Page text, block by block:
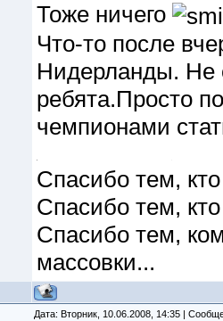
Тоже ничего
Что-то после
Нидерланды. Не
ребята.Просто
чемпионами
Спасибо тем,
Спасибо тем,
Спасибо тем,
массовки...
Дата: Вторник, 10.06.2008, 14:35 |